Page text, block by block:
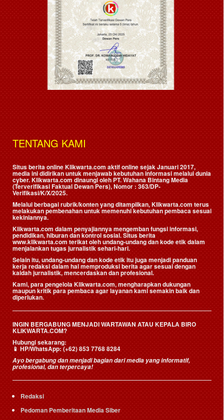
TENTANG KAMI
Situs berita online Klikwarta.com aktif online sejak Januari 2017,
media ini didirikan untuk menjawab kebutuhan informasi melalui dunia
cyber. Klikwarta.com dinaungi oleh PT. Wahana Bintang Media
(Terverifikasi Faktual Dewan Pers), Nomor : 363/DP-
Verifikasi/K/X/2025.
Melalui berbagai rubrik/konten yang ditampilkan, Klikwarta.com terus
melakukan pembenahan untuk memenuhi kebutuhan pembaca sesuai
kekiniannya.
Klikwarta.com dalam penyajiannya mengemban fungsi informasi,
pendidikan, hiburan dan kontrol sosial. Situs berita
www.klikwarta.com terikat oleh undang-undang dan kode etik dalam
menjalankan tugas jurnalistik sehari-hari.
Selain itu, undang-undang dan kode etik itu juga menjadi panduan
kerja redaksi dalam hal memproduksi berita agar sesuai dengan
kaidah jurnalistik, mencerdaskan dan profesional.
Kami, para pengelola Klikwarta.com, mengharapkan dukungan
maupun kritik para pembaca agar layanan kami semakin baik dan
diperlukan.
INGIN BERGABUNG MENJADI WARTAWAN ATAU KEPALA BIRO
KLIKWARTA.COM?
Hubungi sekarang:
📱HP/WhatsApp:(+62) 853 7768 8284
Ayo bergabung dan menjadi bagian dari media yang informatif,
profesional, dan terpercaya!
Redaksi
Pedoman Pemberitaan Media Siber